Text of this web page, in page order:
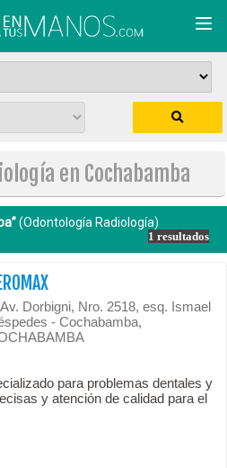
en Cochabamba
(Odontología Radiología)
1 resultados
Dorbigni, Nro. 2518, esq. Ismael
- Cochabamba,
para problemas dentales y
y atención de calidad para el